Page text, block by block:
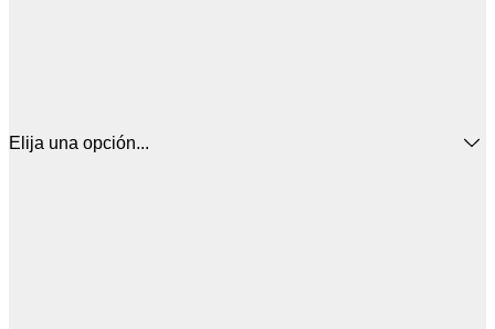
Elija una opción...